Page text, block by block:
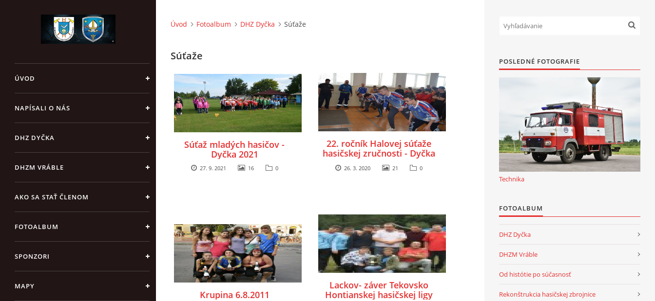
ÚVOD
NAPÍSALI O NÁS
DHZ DYČKA
DHZM VRÁBLE
AKO SA STAŤ ČLENOM
FOTOALBUM
SPONZORI
MAPY
Úvod Fotoalbum DHZ Dyčka Súťaže
Súťaže
Súťaž mladých hasičov -
Dyčka 2021
27. 9. 2021 16 0
22. ročník Halovej súťaže
hasičskej zručnosti - Dyčka
2020
26. 3. 2020 21 0
Krupina 6.8.2011
Lackov- záver Tekovsko
Hontianskej hasičskej ligy
POSLEDNÉ FOTOGRAFIE
Technika
FOTOALBUM
DHZ Dyčka
DHZM Vráble
Od histótie po súčasnosť
Rekonštrukcia hasičskej zbrojnice